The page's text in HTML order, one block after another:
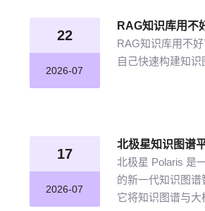
22
2026-07
RAG知识库用不
自己快速构建知识
17
2026-07
北极星 Polaris 是
的新一代知识图谱
它将知识图谱与大